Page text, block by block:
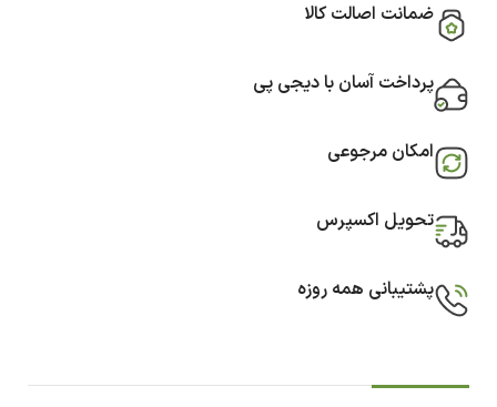
ضمانت اصالت کالا
پرداخت آسان با دیجی پی
امکان مرجوعی
تحویل اکسپرس
پشتیبانی همه روزه